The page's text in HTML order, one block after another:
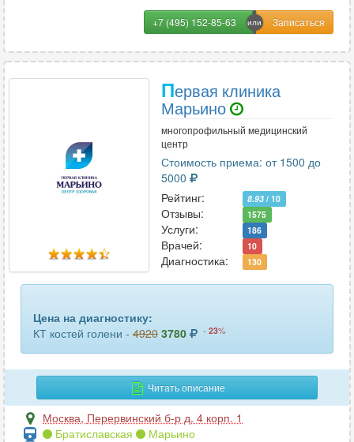
+7 (495) 152-85-63
Первая клиника
Марьино
многопрофильный медицинский
центр
Стоимость приема: от 1500 до
5000
Рейтинг:
8.93 / 10
Отзывы: 1575
Услуги: 186
Врачей: 10
Диагностика: 130
Цена на диагностику:
КТ костей голени - 4920 3780 - 23%
Читать описание
Москва, Перервинский б-р д. 4 корп. 1
Братиславская
Марьино